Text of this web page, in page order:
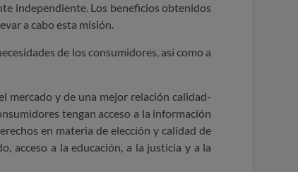
independiente. Los beneficios obtenidos
a cabo esta misión.
de los consumidores, así como a
mercado y de una mejor relación calidad-
tengan acceso a la información
en materia de elección y calidad de
acceso a la educación, a la justicia y a la